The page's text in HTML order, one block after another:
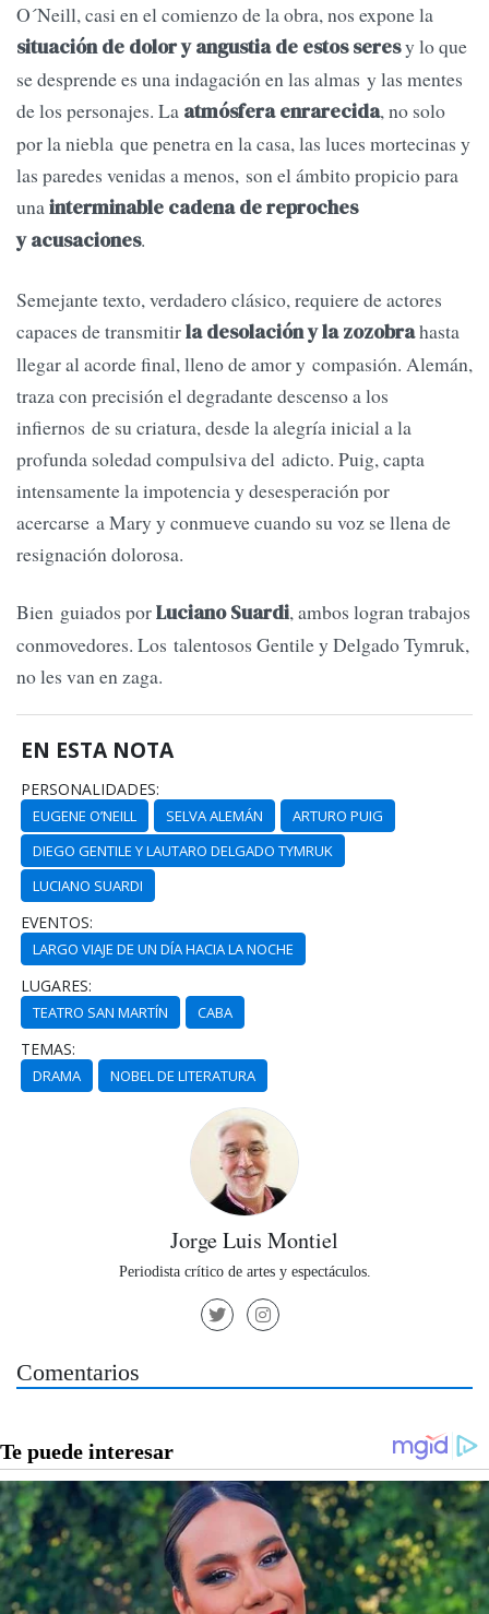
O´Neill, casi en el comienzo de la obra, nos expone la
situación de dolor y angustia de estos seresy lo que
se desprende es una indagación en las almas y las mentes
de los personajes. La atmósfera enrarecida, no solo
por la niebla que penetra en la casa, las luces mortecinas y
las paredes venidas a menos, son el ámbito propicio para
unainterminable cadena de reproches
y acusaciones.
Semejante texto, verdadero clásico, requiere de actores
capaces de transmitirla desolación y la zozobrahasta
llegar al acorde final, lleno de amor y compasión. Alemán,
traza con precisión el degradante descenso a los
infiernos de su criatura, desde la alegría inicial a la
profunda soledad compulsiva del adicto. Puig, capta
intensamente la impotencia y desesperación por
acercarse a Mary y conmueve cuando su voz se llena de
resignación dolorosa.
Bien guiados porLuciano Suardi, ambos logran trabajos
conmovedores. Los talentosos Gentile y Delgado Tymruk,
no les van en zaga.
EN ESTA NOTA
PERSONALIDADES:
EUGENE O’NEILL SELVA ALEMÁN
ARTURO PUIG
DIEGO GENTILE Y LAUTARO DELGADO TYMRUK
LUCIANO SUARDI
EVENTOS:
LARGO VIAJE DE UN DÍA HACIA LA NOCHE
LUGARES:
TEATRO SAN MARTÍN CABA
TEMAS:
DRAMA NOBEL DE LITERATURA
Jorge Luis Montiel
Periodista crítico de artes y espectáculos.
Comentarios